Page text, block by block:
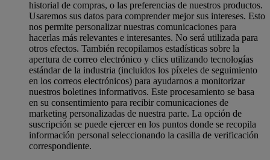
historial de compras, o las preferencias de nuestros productos.
Usaremos sus datos para comprender mejor sus intereses. Esto
nos permite personalizar nuestras comunicaciones para
hacerlas más relevantes e interesantes. No será utilizada para
otros efectos. También recopilamos estadísticas sobre la
apertura de correo electrónico y clics utilizando tecnologías
estándar de la industria (incluidos los píxeles de seguimiento
en los correos electrónicos) para ayudarnos a monitorizar
nuestros boletines informativos. Este procesamiento se basa
en su consentimiento para recibir comunicaciones de
marketing personalizadas de nuestra parte. La opción de
suscripción se puede ejercer en los puntos donde se recopila
información personal seleccionando la casilla de verificación
correspondiente.